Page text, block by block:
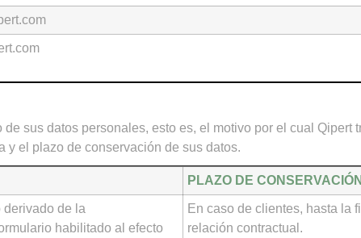
sus datos personales, esto es, el motivo por el cual Qipert
y el plazo de conservación de sus datos.
PLAZO DE CONSERVACIÓN
derivado de la
habilitado al efecto
En caso de clientes, hasta la
relación contractual.